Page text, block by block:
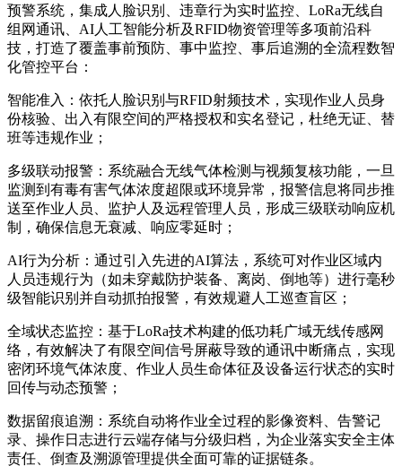
预警系统，集成人脸识别、违章行为实时监控、LoRa无线自
组网通讯、AI人工智能分析及RFID物资管理等多项前沿科
技，打造了覆盖事前预防、事中监控、事后追溯的全流程数智
化管控平台：
智能准入：依托人脸识别与RFID射频技术，实现作业人员身
份核验、出入有限空间的严格授权和实名登记，杜绝无证、替
班等违规作业；
多级联动报警：系统融合无线气体检测与视频复核功能，一旦
监测到有毒有害气体浓度超限或环境异常，报警信息将同步推
送至作业人员、监护人及远程管理人员，形成三级联动响应机
制，确保信息无衰减、响应零延时；
AI行为分析：通过引入先进的AI算法，系统可对作业区域内
人员违规行为（如未穿戴防护装备、离岗、倒地等）进行毫秒
级智能识别并自动抓拍报警，有效规避人工巡查盲区；
全域状态监控：基于LoRa技术构建的低功耗广域无线传感网
络，有效解决了有限空间信号屏蔽导致的通讯中断痛点，实现
密闭环境气体浓度、作业人员生命体征及设备运行状态的实时
回传与动态预警；
数据留痕追溯：系统自动将作业全过程的影像资料、告警记
录、操作日志进行云端存储与分级归档，为企业落实安全主体
责任、倒查及溯源管理提供全面可靠的证据链条。